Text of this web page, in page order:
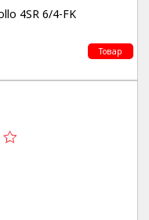
4SR 6/4-FK
Товар